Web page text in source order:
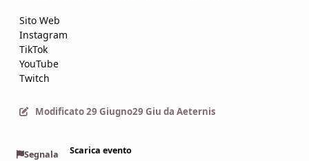
Sito Web
Instagram
TikTok
YouTube
Twitch
Modificato29 Giugno29 Giu da Aeternis
Segnala Scarica evento